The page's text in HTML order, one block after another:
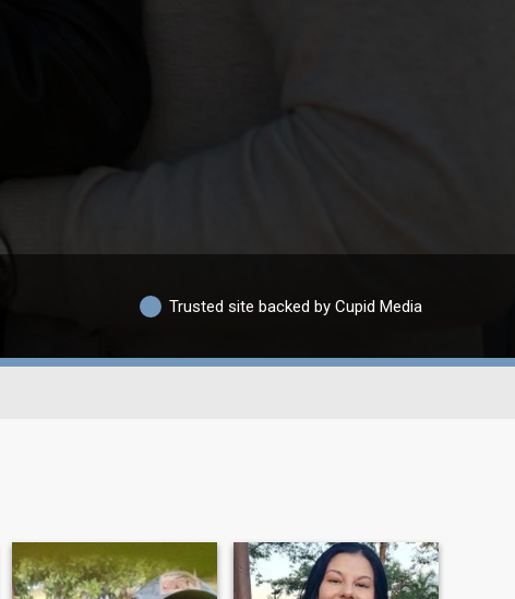
Trusted site backed by Cupid Media